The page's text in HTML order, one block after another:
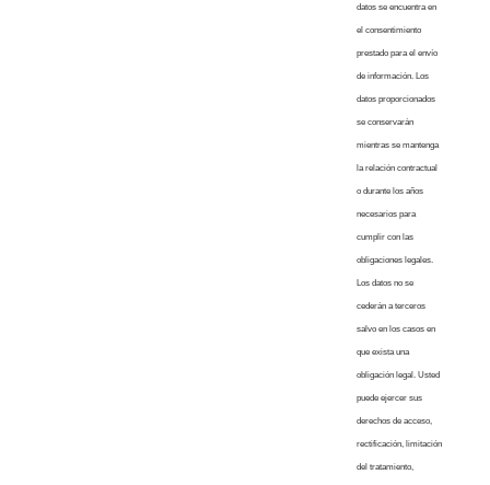
datos se encuentra en
el consentimiento
prestado para el envío
de información. Los
datos proporcionados
se conservarán
mientras se mantenga
la relación contractual
o durante los años
necesarios para
cumplir con las
obligaciones legales.
Los datos no se
cederán a terceros
salvo en los casos en
que exista una
obligación legal. Usted
puede ejercer sus
derechos de acceso,
rectificación, limitación
del tratamiento,